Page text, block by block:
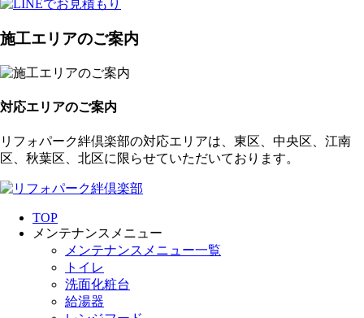
施工エリアのご案内
対応エリアのご案内
リフォパーク絆倶楽部の対応エリアは、東区、中央区、江南
区、秋葉区、北区に限らせていただいております。
TOP
メンテナンスメニュー
メンテナンスメニュー一覧
トイレ
洗面化粧台
給湯器